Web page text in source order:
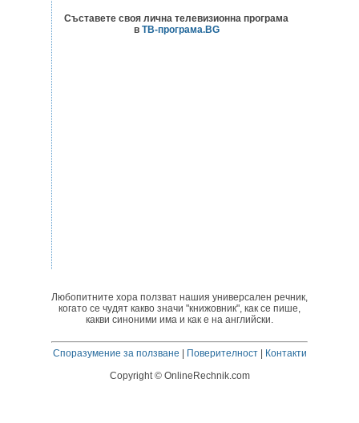
Съставете своя лична телевизионна програма
в ТВ-програма.BG
Любопитните хора ползват нашия универсален речник,
когато се чудят какво значи "книжовник", как се пише,
какви синоними има и как е на английски.
Споразумение за ползване Поверителност|
Контакти
Copyright © OnlineRechnik.com